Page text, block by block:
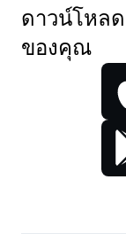
ดาวน์โหล
ของคุณ